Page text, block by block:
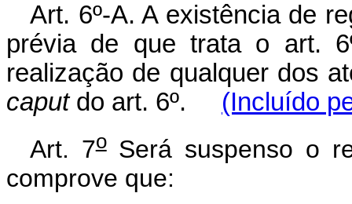
Art. 6º-A. A existência de
prévia de que trata o art.
realização de qualquer dos
caputdo art. 6º. (Incluído
Art. 7oSerá suspenso o
comprove que: